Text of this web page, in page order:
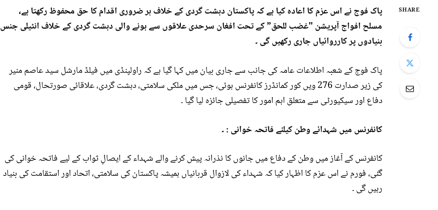
SHARE
پاک فوج نے اس عزم کا اعادہ کیا ہے کہ پاکستان دہشت گردی کے خلاف ہر ضروری اقدام کا حق محفوظ رکھتا ہے،
مسلح افواج آپریشن "غضب للحق” کے تحت افغان سرحدی علاقوں سے ہونے والی دہشت گردی کے خلاف انٹیلی جنس
بنیادوں پر کارروائیاں جاری رکھیں گی ۔
پاک فوج کے شعبہ اطلاعات عامہ کی جانب سے جاری بیان میں کہا گیا ہے کہ راولپنڈی میں فیلڈ مارشل سید عاصم منیر
کی زیر صدارت 276 ویں کور کمانڈرز کانفرنس ہوئی، جس میں ملکی سلامتی، دہشت گردی، علاقائی صورتحال، قومی
دفاع اور سیکیورٹی سے متعلق اہم امور کا تفصیلی جائزہ لیا گیا ۔
کانفرنس میں شہدائے وطن کیلئے فاتحہ خوانی : ۔
کانفرنس کے آغاز میں وطن کے دفاع میں جانوں کا نذرانہ پیش کرنے والے شہداء کے ایصالِ ثواب کے لیے فاتحہ خوانی کی
گئی، فورم نے اس عزم کا اظہار کیا کہ شہداء کی لازوال قربانیاں ہمیشہ پاکستان کی سلامتی، اتحاد اور استقامت کی بنیاد
رہیں گی ۔